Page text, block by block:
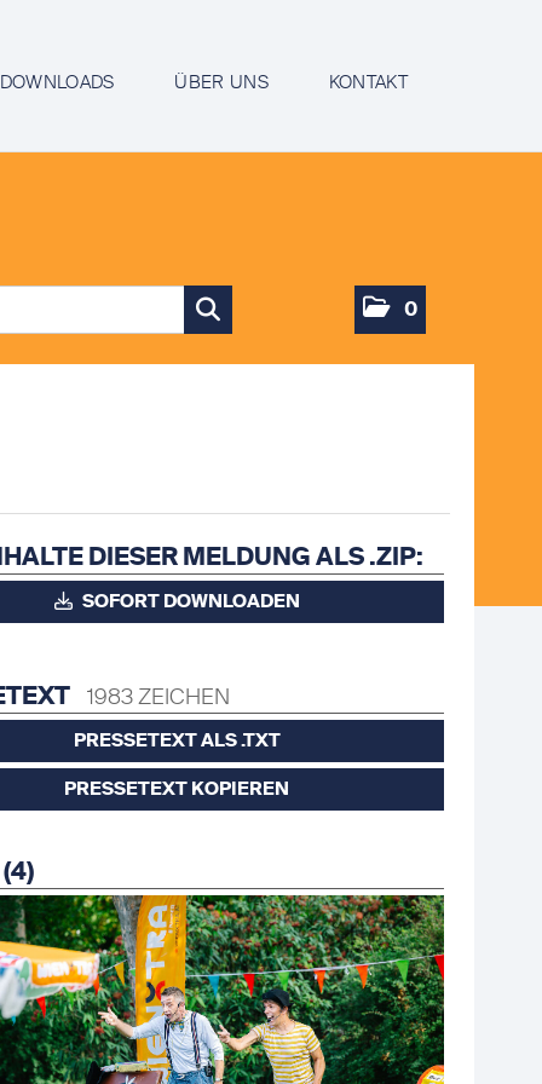
DOWNLOADS ÜBER UNS KONTAKT
0
DIESER MELDUNG ALS .ZIP:
SOFORT DOWNLOADEN
1983 ZEICHEN
PRESSETEXT ALS .TXT
PRESSETEXT KOPIEREN